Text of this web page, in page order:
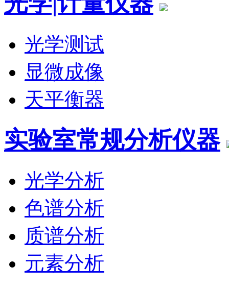
光学测试
显微成像
天平衡器
实验室常规分析仪器
光学分析
色谱分析
质谱分析
元素分析